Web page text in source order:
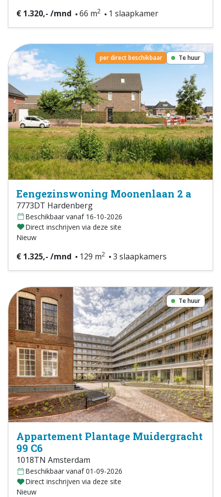
€ 1.320,- /mnd 66 m2 1 slaapkamer
per direct beschikbaar Te huur
Eengezinswoning Moonenlaan 2 a
7773DT Hardenberg
Beschikbaar vanaf 16-10-2026
Direct inschrijven via deze site
Nieuw
€ 1.325,- /mnd 129 m2 3 slaapkamers
Te huur
Appartement Plantage Muidergracht
99 C6
1018TN Amsterdam
Beschikbaar vanaf 01-09-2026
Direct inschrijven via deze site
Nieuw